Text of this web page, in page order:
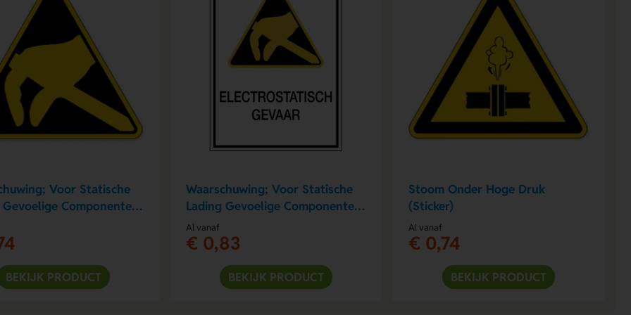
Voor Statische
Gevoelige Componenten
BEKIJK PRODUCT
Waarschuwing; Voor Statische
Lading Gevoelige Componenten
(Sticker)
Al vanaf
€ 0,83
BEKIJK PRODUCT
Stoom Onder Hoge Druk
(Sticker)
Al vanaf
€ 0,74
BEKIJK PRODUCT